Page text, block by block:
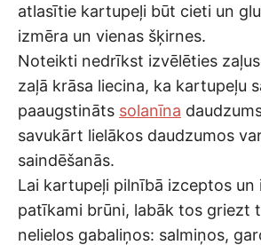
atlasītie kartupeļi būt cieti un
izmēra un vienas šķirnes.
Noteikti nedrīkst izvēlēties
zaļā krāsa liecina, ka kartupeļu
paaugstināts solanīna
savukārt lielākos daudzumos
saindēšanās.
Lai kartupeļi pilnībā izceptos un
patīkami brūni, labāk tos griezt
nelielos gabaliņos: salmiņos,